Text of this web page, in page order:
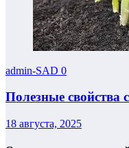
admin-SAD 0
Полезные свойства
18 августа, 2025